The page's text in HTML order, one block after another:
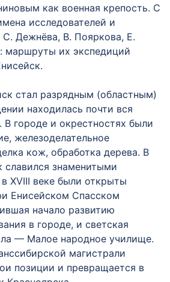
как военная крепость. С
исследователей и
С. Дежнёва, В. Пояркова, Е.
маршруты их экспедиций
стал разрядным (областным)
находилась почти вся
В городе и окрестностях были
железоделательное
кож, обработка дерева. В
славился знаменитыми
ХVIII веке были открыты
Енисейском Спасском
начало развитию
в городе, и светская
— Малое народное училище.
магистрали
позиции и превращается в